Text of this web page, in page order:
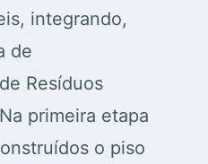
integrando,
de
Resíduos
primeira etapa
o piso